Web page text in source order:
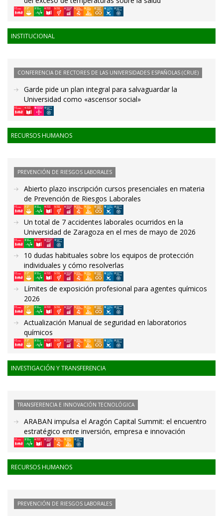
INSTITUCIONAL
CONFERENCIA DE RECTORES DE LAS UNIVERSIDADES ESPAÑOLAS (CRUE)
Garde pide un plan integral para salvaguardar la
Universidad como «ascensor social»
RECURSOS HUMANOS
PREVENCIÓN DE RIESGOS LABORALES
Abierto plazo inscripción cursos presenciales en materia
de Prevención de Riesgos Laborales
Un total de 7 accidentes laborales ocurridos en la
Universidad de Zaragoza en el mes de mayo de 2026
10 dudas habituales sobre los equipos de protección
individuales y cómo resolverlas
Límites de exposición profesional para agentes químicos
2026
Actualización Manual de seguridad en laboratorios
químicos
INVESTIGACIÓN Y TRANSFERENCIA
TRANSFERENCIA E INNOVACIÓN TECNOLÓGICA
ARABAN impulsa el Aragón Capital Summit: el encuentro
estratégico entre inversión, empresa e innovación
RECURSOS HUMANOS
PREVENCIÓN DE RIESGOS LABORALES